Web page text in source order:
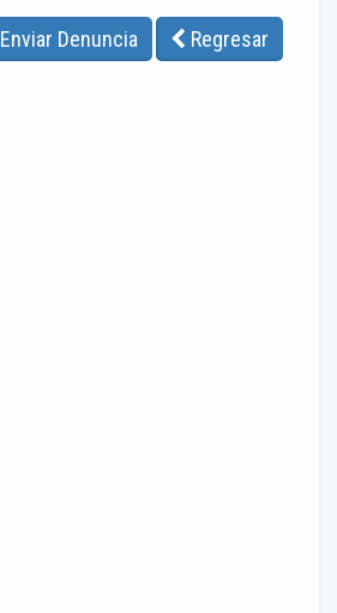
Enviar Denuncia Regresar